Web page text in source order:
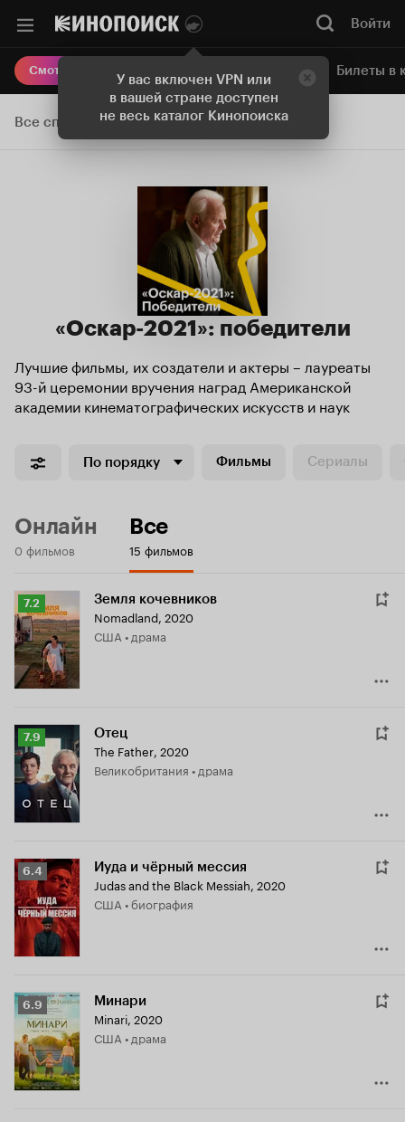
У вас включен VPN или
в вашей стране доступен
не весь каталог Кинопоиска
Войти
Смотреть кино Онлайн-кинотеатр Билеты в
Все списки
«Оскар-2021»: победители
Лучшие фильмы, их создатели и актеры – лауреаты
93-й церемонии вручения наград Американской
академии кинематографических искусств и наук
По порядку Фильмы Сериалы
Онлайн
0 фильмов
Все
15 фильмов
Рейтинг
Кинопоиска
7.2
7.2 Земля кочевников
Nomadland, 2020
США • драма
Рейтинг
Кинопоиска
7.9
7.9 Отец
The Father, 2020
Великобритания • драма
Рейтинг
Кинопоиска
6.4
6.4 Иуда и чёрный мессия
Judas and the Black Messiah, 2020
США • биография
Рейтинг
Кинопоиска
6.9
6.9 Минари
Minari, 2020
США • драма